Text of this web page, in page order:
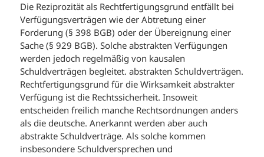
Die Reziprozität als Rechtfertigungsgrund entfällt bei
Verfügungsverträgen wie der Abtretung einer
Forderung (§ 398 BGB) oder der Übereignung einer
Sache (§ 929 BGB). Solche abstrakten Verfügungen
werden jedoch regelmäßig von kausalen
Schuldverträgen begleitet. abstrakten Schuldverträgen.
Rechtfertigungsgrund für die Wirksamkeit abstrakter
Verfügung ist die Rechtssicherheit. Insoweit
entscheiden freilich manche Rechtsordnungen anders
als die deutsche. Anerkannt werden aber auch
abstrakte Schuldverträge. Als solche kommen
insbesondere Schuldversprechen und